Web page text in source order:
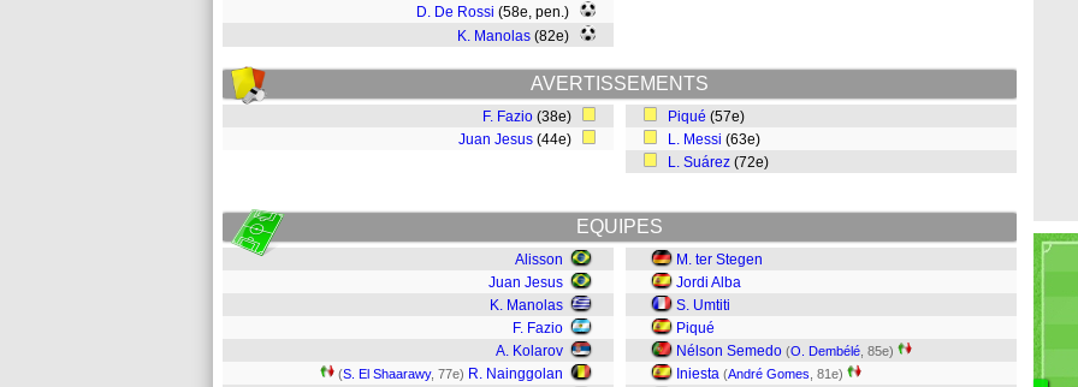
D. De Rossi (58e, pen.)
K. Manolas (82e)
AVERTISSEMENTS
F. Fazio (38e)
Juan Jesus (44e)
Piqué (57e)
L. Messi (63e)
L. Suárez (72e)
EQUIPES
Alisson
Juan Jesus
K. Manolas
F. Fazio
A. Kolarov
(S. El Shaarawy, 77e) R. Nainggolan
M. ter Stegen
Jordi Alba
S. Umtiti
Piqué
Nélson Semedo (O. Dembélé , 85e)
Iniesta (André Gomes , 81e)